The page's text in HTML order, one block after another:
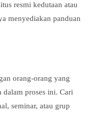
resmi kedutaan atau
menyediakan panduan
orang-orang yang
dalam proses ini. Cari
seminar, atau grup